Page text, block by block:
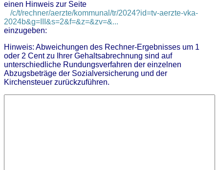
einen Hinweis zur Seite
/c/t/rechner/aerzte/kommunal/tr/2024?id=tv-aerzte-vka-
2024b&g=III&s=2&f=&z=&zv=&...
einzugeben:
Hinweis: Abweichungen des Rechner-Ergebnisses um 1
oder 2 Cent zu Ihrer Gehaltsabrechnung sind auf
unterschiedliche Rundungsverfahren der einzelnen
Abzugsbeträge der Sozialversicherung und der
Kirchensteuer zurückzuführen.